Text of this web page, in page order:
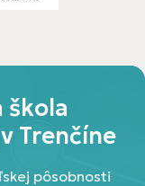
škola
Trenčíne
pôsobnosti